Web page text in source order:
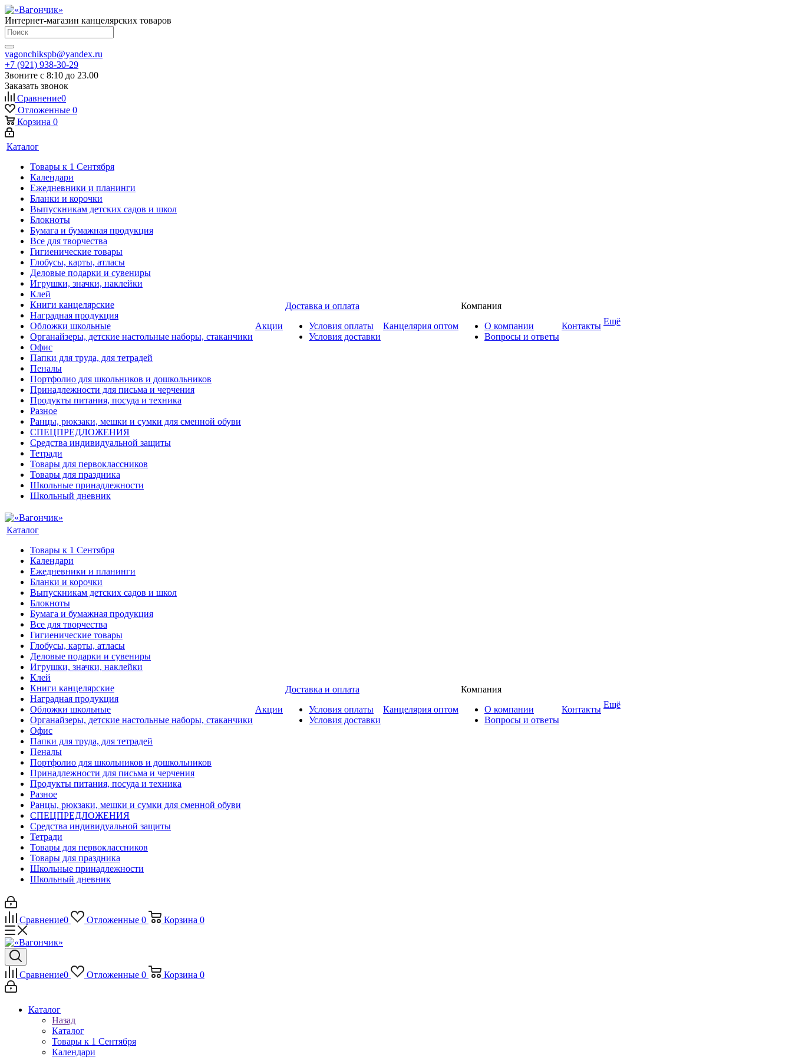
Интернет-магазин канцелярских товаров
vagonchikspb@yandex.ru
+7 (921) 938-30-29
Звоните с 8:10 до 23.00
Заказать звонок
Сравнение0
Отложенные 0
Корзина 0
Каталог
Товары к 1 Сентября
Календари
Ежедневники и планинги
Бланки и корочки
Выпускникам детских садов и школ
Блокноты
Бумага и бумажная продукция
Все для творчества
Гигиенические товары
Глобусы, карты, атласы
Деловые подарки и сувениры
Игрушки, значки, наклейки
Клей
Книги канцелярские
Наградная продукция
Обложки школьные
Органайзеры, детские настольные наборы, стаканчики
Офис
Папки для труда, для тетрадей
Пеналы
Портфолио для школьников и дошкольников
Принадлежности для письма и черчения
Продукты питания, посуда и техника
Разное
Ранцы, рюкзаки, мешки и сумки для сменной обуви
СПЕЦПРЕДЛОЖЕНИЯ
Средства индивидуальной защиты
Тетради
Товары для первоклассников
Товары для праздника
Школьные принадлежности
Школьный дневник
Акции
Доставка и оплата
Условия оплаты
Условия доставки
Канцелярия оптом
Компания
О компании
Вопросы и ответы
Контакты Ещё
Каталог
Товары к 1 Сентября
Календари
Ежедневники и планинги
Бланки и корочки
Выпускникам детских садов и школ
Блокноты
Бумага и бумажная продукция
Все для творчества
Гигиенические товары
Глобусы, карты, атласы
Деловые подарки и сувениры
Игрушки, значки, наклейки
Клей
Книги канцелярские
Наградная продукция
Обложки школьные
Органайзеры, детские настольные наборы, стаканчики
Офис
Папки для труда, для тетрадей
Пеналы
Портфолио для школьников и дошкольников
Принадлежности для письма и черчения
Продукты питания, посуда и техника
Разное
Ранцы, рюкзаки, мешки и сумки для сменной обуви
СПЕЦПРЕДЛОЖЕНИЯ
Средства индивидуальной защиты
Тетради
Товары для первоклассников
Товары для праздника
Школьные принадлежности
Школьный дневник
Акции
Доставка и оплата
Условия оплаты
Условия доставки
Канцелярия оптом
Компания
О компании
Вопросы и ответы
Контакты Ещё
Сравнение0 Отложенные 0 Корзина 0
Сравнение0 Отложенные 0 Корзина 0
Каталог
Назад
Каталог
Товары к 1 Сентября
Календари